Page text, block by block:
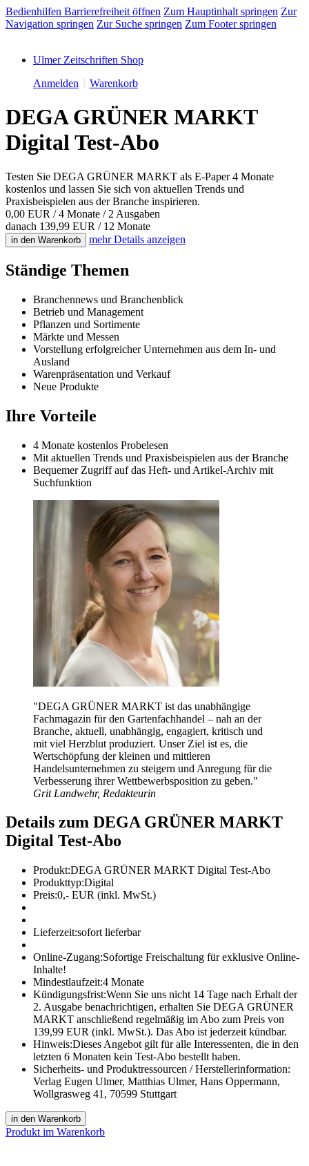
Bedienhilfen Barrierefreiheit öffnen Zum Hauptinhalt springen Zur
Navigation springen Zur Suche springen Zum Footer springen
Ulmer Zeitschriften Shop
Anmelden
Warenkorb
DEGA GRÜNER MARKT
Digital Test-Abo
Testen Sie DEGA GRÜNER MARKT als E-Paper 4 Monate
kostenlos und lassen Sie sich von aktuellen Trends und
Praxisbeispielen aus der Branche inspirieren.
0,00 EUR / 4 Monate / 2 Ausgaben
danach 139,99 EUR / 12 Monate
in den Warenkorb mehrDetails anzeigen
Ständige Themen
Branchennews und Branchenblick
Betrieb und Management
Pflanzen und Sortimente
Märkte und Messen
Vorstellung erfolgreicher Unternehmen aus dem In- und
Ausland
Warenpräsentation und Verkauf
Neue Produkte
Ihre Vorteile
4 Monate kostenlos Probelesen
Mit aktuellen Trends und Praxisbeispielen aus der Branche
Bequemer Zugriff auf das Heft- und Artikel-Archiv mit
Suchfunktion
"DEGA GRÜNER MARKT ist das unabhängige
Fachmagazin für den Gartenfachhandel – nah an der
Branche, aktuell, unabhängig, engagiert, kritisch und
mit viel Herzblut produziert. Unser Ziel ist es, die
Wertschöpfung der kleinen und mittleren
Handelsunternehmen zu steigern und Anregung für die
Verbesserung ihrer Wettbewerbsposition zu geben."
Grit Landwehr, Redakteurin
Details zum DEGA GRÜNER MARKT
Digital Test-Abo
Produkt:DEGA GRÜNER MARKT Digital Test-Abo
Produkttyp:Digital
Preis:0,- EUR (inkl. MwSt.)
Lieferzeit:sofort lieferbar
Online-Zugang:Sofortige Freischaltung für exklusive Online-
Inhalte!
Mindestlaufzeit:4 Monate
Kündigungsfrist:Wenn Sie uns nicht 14 Tage nach Erhalt der
2. Ausgabe benachrichtigen, erhalten Sie DEGA GRÜNER
MARKT anschließend regelmäßig im Abo zum Preis von
139,99 EUR (inkl. MwSt.). Das Abo ist jederzeit kündbar.
Hinweis:Dieses Angebot gilt für alle Interessenten, die in den
letzten 6 Monaten kein Test-Abo bestellt haben.
Sicherheits- und Produktressourcen / Herstellerinformation:
Verlag Eugen Ulmer, Matthias Ulmer, Hans Oppermann,
Wollgrasweg 41, 70599 Stuttgart
in den Warenkorb
Produkt im Warenkorb